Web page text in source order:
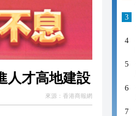
人才高地建設
來源： 香港商報網